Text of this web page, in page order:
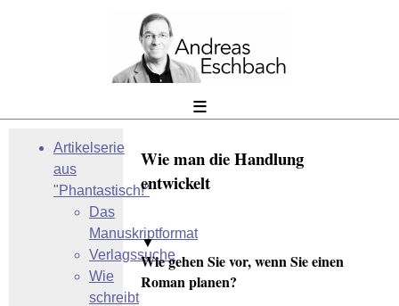
≡
Artikelserie
aus
"Phantastisch!"
Das
Manuskriptformat
Verlagssuche
Wie
schreibt
Wie man die Handlung
entwickelt
▼
Wie gehen Sie vor, wenn Sie einen
Roman planen?